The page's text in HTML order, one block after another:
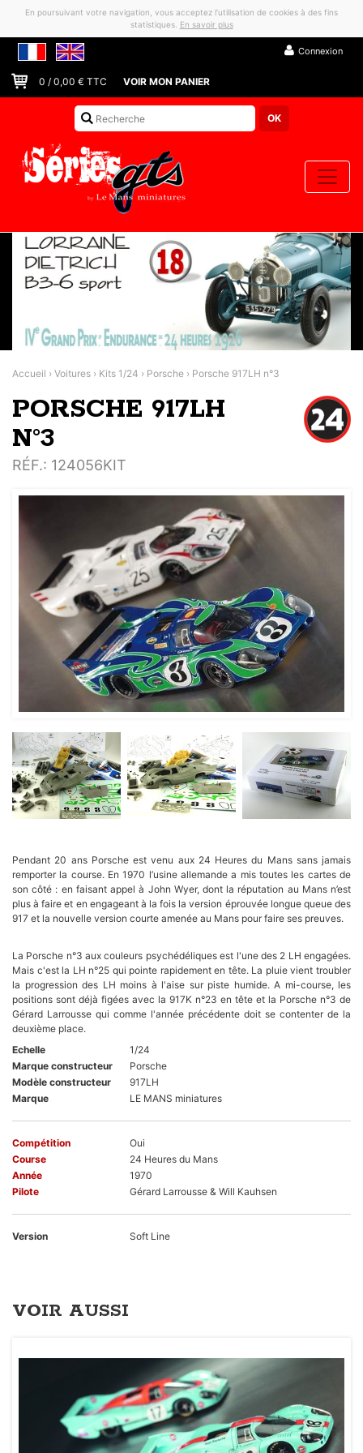
En poursuivant votre navigation, vous acceptez l’utilisation de cookies à des fins
statistiques. En savoir plus
Connexion
0 / 0,00 € TTC VOIR MON PANIER
Accueil › Voitures › Kits 1/24 › Porsche › Porsche 917LH n°3
PORSCHE 917LH
N°3
RÉF.: 124056KIT
Pendant 20 ans Porsche est venu aux 24 Heures du Mans sans jamais
remporter la course. En 1970 l’usine allemande a mis toutes les cartes de
son côté : en faisant appel à John Wyer, dont la réputation au Mans n’est
plus à faire et en engageant à la fois la version éprouvée longue queue des
917 et la nouvelle version courte amenée au Mans pour faire ses preuves.
La Porsche n°3 aux couleurs psychédéliques est l'une des 2 LH engagées.
Mais c'est la LH n°25 qui pointe rapidement en tête. La pluie vient troubler
la progression des LH moins à l'aise sur piste humide. A mi-course, les
positions sont déjà figées avec la 917K n°23 en tête et la Porsche n°3 de
Gérard Larrousse qui comme l'année précédente doit se contenter de la
deuxième place.
Echelle
1/24
Marque constructeur
Porsche
Modèle constructeur
917LH
Marque
LE MANS miniatures
Compétition
Oui
Course
24 Heures du Mans
Année
1970
Pilote
Gérard Larrousse & Will Kauhsen
Version Soft Line
VOIR AUSSI